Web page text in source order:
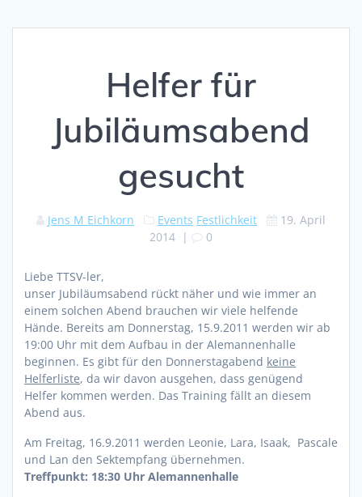
Helfer für
Jubiläumsabend
gesucht
Jens M Eichkorn Events Festlichkeit
19. April
2014 | 0
Liebe TTSV-ler,
unser Jubiläumsabend rückt näher und wie immer an
einem solchen Abend brauchen wir viele helfende
Hände. Bereits am Donnerstag, 15.9.2011 werden wir ab
19:00 Uhr mit dem Aufbau in der Alemannenhalle
beginnen. Es gibt für den Donnerstagabend keine
Helferliste, da wir davon ausgehen, dass genügend
Helfer kommen werden. Das Training fällt an diesem
Abend aus.
Am Freitag, 16.9.2011 werden Leonie, Lara, Isaak, Pascale
und Lan den Sektempfang übernehmen.
Treffpunkt: 18:30 Uhr Alemannenhalle